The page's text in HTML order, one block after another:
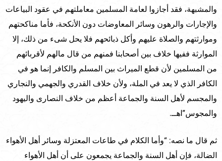
والمشبهة، فقد أجازوا لعامة المسلمين معاملتهم في عقود البياعات
والإجارات والرهون وسائر المعاوضات دون الأنكحة، فأما مناكحتهم
وموارثتهم والصلاة عليهم وأكل ذبائحهم فلا يحل شىء من ذلك، إلا
الموارثة ففيها خلاف بين أصحابنا فمنهم من قال مالهم لأقربائهم
من المسلمين لأن قطع الميراث بين المسلم والكافر إنما هو في
الكافر الذي لا يعد في الملة، ولأن خلاف القدري والجهمي والنجاري
والمجسم لأهل السنة والجماعة أعظم من خلاف النصارى واليهود
والمجوس”اهــ.
ثم قال ما نصه: “وأما الكلام في طاعات المعتزلة وسائر أهل الأهواء
الضالة، فإن أهل السنة والجماعة يجمعون على أن أهل الأهواء